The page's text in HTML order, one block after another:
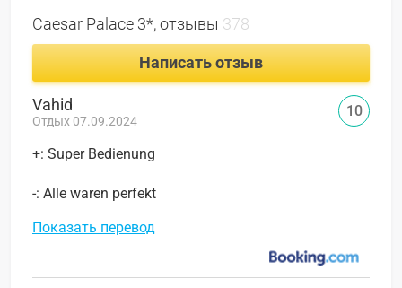
Caesar Palace 3*, отзывы 378
Написать отзыв
Vahid
Отдых 07.09.2024
+: Super Bedienung
-: Alle waren perfekt
Показать перевод
10